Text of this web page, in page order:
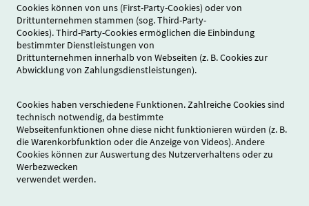
Cookies können von uns (First-Party-Cookies) oder von
Drittunternehmen stammen (sog. Third-Party-
Cookies). Third-Party-Cookies ermöglichen die Einbindung
bestimmter Dienstleistungen von
Drittunternehmen innerhalb von Webseiten (z. B. Cookies zur
Abwicklung von Zahlungsdienstleistungen).
Cookies haben verschiedene Funktionen. Zahlreiche Cookies sind
technisch notwendig, da bestimmte
Webseitenfunktionen ohne diese nicht funktionieren würden (z. B.
die Warenkorbfunktion oder die Anzeige von Videos). Andere
Cookies können zur Auswertung des Nutzerverhaltens oder zu
Werbezwecken
verwendet werden.